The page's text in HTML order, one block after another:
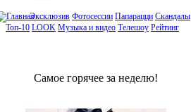
Эксклюзив Фотосессии Папарацци Скандалы
Топ-10 LOOK Музыка и видео Телешоу Рейтинг
Сaмое гoрячее за неделю!